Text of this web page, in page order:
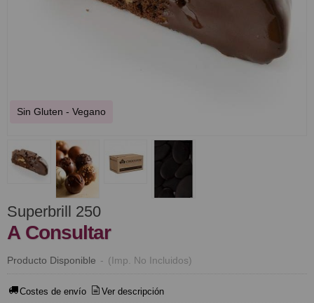
Sin Gluten - Vegano
Superbrill 250
A Consultar
Producto Disponible - (Imp. No Incluidos)
Costes de envío Ver descripción